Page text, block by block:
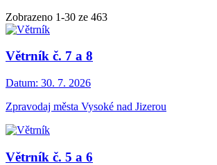
Zobrazeno 1-30 ze 463
Větrník č. 7 a 8
Datum: 30. 7. 2026
Zpravodaj města Vysoké nad Jizerou
Větrník č. 5 a 6